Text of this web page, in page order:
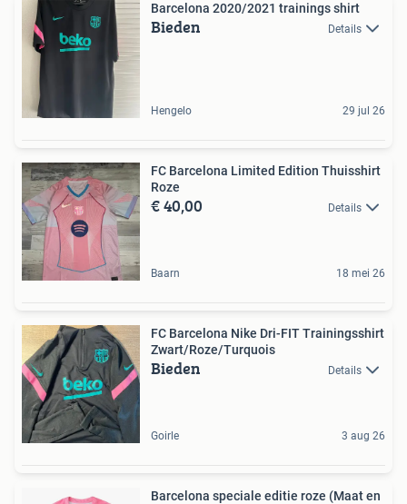
Barcelona 2020/2021 trainings shirt
Bieden Details
Hengelo 29 jul 26
FC Barcelona Limited Edition Thuisshirt
Roze
€ 40,00 Details
Baarn 18 mei 26
FC Barcelona Nike Dri-FIT Trainingsshirt
Zwart/Roze/Turquois
Bieden Details
Goirle 3 aug 26
Barcelona speciale editie roze (Maat en